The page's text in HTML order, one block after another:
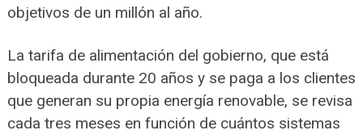
objetivos de un millón al año.
La tarifa de alimentación del gobierno, que está
bloqueada durante 20 años y se paga a los clientes
que generan su propia energía renovable, se revisa
cada tres meses en función de cuántos sistemas